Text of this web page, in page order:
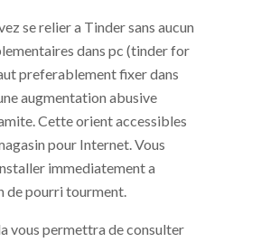
se relier a Tinder sans aucun
dans pc (tinder for
preferablement fixer dans
augmentation abusive
Cette orient accessibles
pour Internet. Vous
immediatement a
de pourri tourment.
vous permettra de consulter